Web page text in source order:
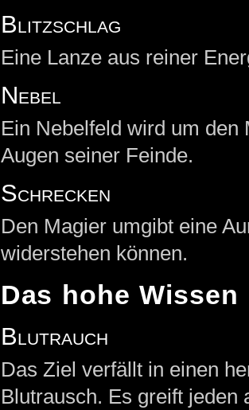
Blitzschlag
Eine Lanze aus reiner
Nebel
Ein Nebelfeld wird um den
Augen seiner Feinde.
Schrecken
Den Magier umgibt eine
widerstehen können.
Das hohe Wissen
Blutrauch
Das Ziel verfällt in einen
Blutrausch. Es greift jeden